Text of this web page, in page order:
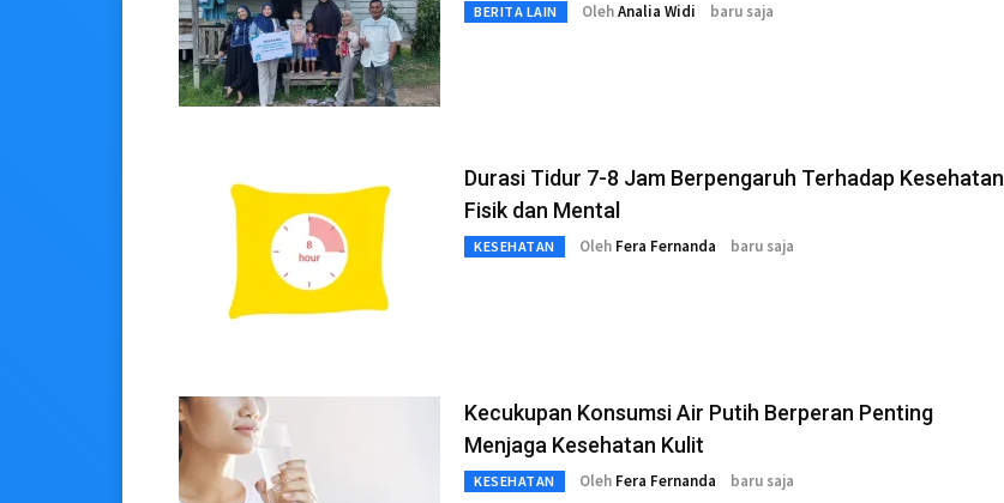
BERITA LAIN OlehAnalia Widi baru saja
Durasi Tidur 7-8 Jam Berpengaruh Terhadap Kesehatan
Fisik dan Mental
KESEHATAN Oleh Fera Fernanda baru saja
Kecukupan Konsumsi Air Putih Berperan Penting
Menjaga Kesehatan Kulit
KESEHATAN Oleh Fera Fernanda baru saja